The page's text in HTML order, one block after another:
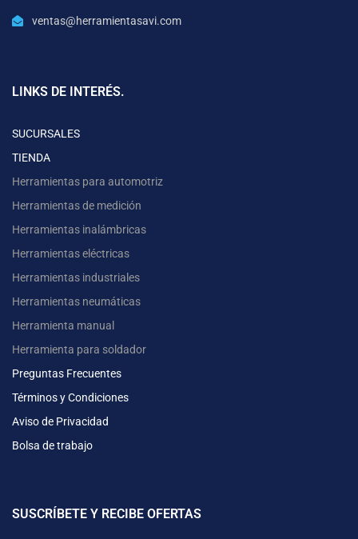
ventas@herramientasavi.com
LINKS DE INTERÉS.
SUCURSALES
TIENDA
Herramientas para automotriz
Herramientas de medición
Herramientas inalámbricas
Herramientas eléctricas
Herramientas industriales
Herramientas neumáticas
Herramienta manual
Herramienta para soldador
Preguntas Frecuentes
Términos y Condiciones
Aviso de Privacidad
Bolsa de trabajo
SUSCRÍBETE Y RECIBE OFERTAS